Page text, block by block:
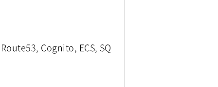
Cognito, ECS, SQ